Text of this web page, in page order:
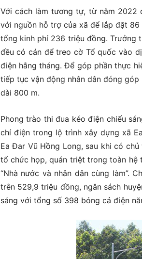
Với cách làm tương tự, từ năm 2022
với nguồn hỗ trợ của xã để lắp đặt
tổng kinh phí 236 triệu đồng. Trưởng
đều có cán để treo cờ Tổ quốc vào
điện hằng tháng. Để góp phần thực
tiếp tục vận động nhân dân đóng
dài 800 m.
Phong trào thi đua kéo điện chiếu
chí điện trong lộ trình xây dựng xã
Ea Đar Vũ Hồng Long, sau khi có
tổ chức họp, quán triệt trong toàn hệ
“Nhà nước và nhân dân cùng làm”.
trên 529,9 triệu đồng, ngân sách
sáng với tổng số 398 bóng cả điện